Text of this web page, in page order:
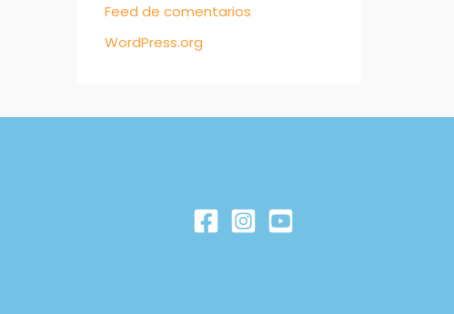
Feed de comentarios
WordPress.org